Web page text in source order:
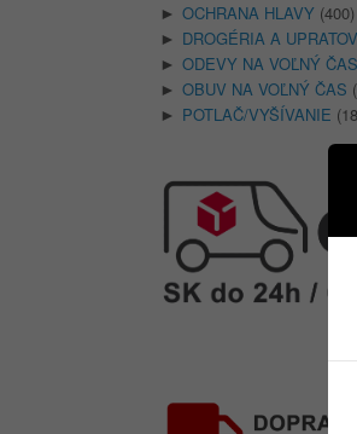
► OCHRANA HLAVY (400)
► DROGÉRIA A
► ODEVY NA VOĽNÝ ČAS
► OBUV NA VOĽNÝ ČAS
► POTLAČ/VYŠÍVANIE